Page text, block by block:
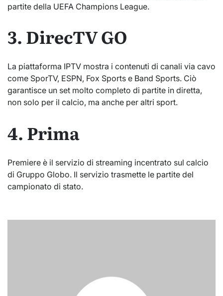
partite della UEFA Champions League.
3. DirecTV GO
La piattaforma IPTV mostra i contenuti di canali via cavo
come SporTV, ESPN, Fox Sports e Band Sports. Ciò
garantisce un set molto completo di partite in diretta,
non solo per il calcio, ma anche per altri sport.
4. Prima
Premiere è il servizio di streaming incentrato sul calcio
di Gruppo Globo. Il servizio trasmette le partite del
campionato di stato.